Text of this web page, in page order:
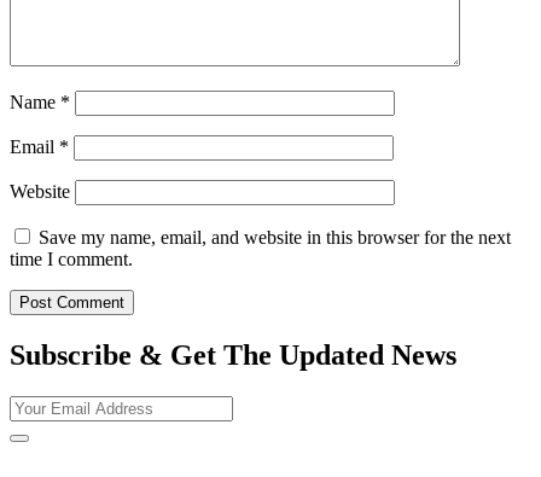
Name *
Email *
Website
Save my name, email, and website in this browser for the next
time I comment.
Subscribe & Get The Updated News